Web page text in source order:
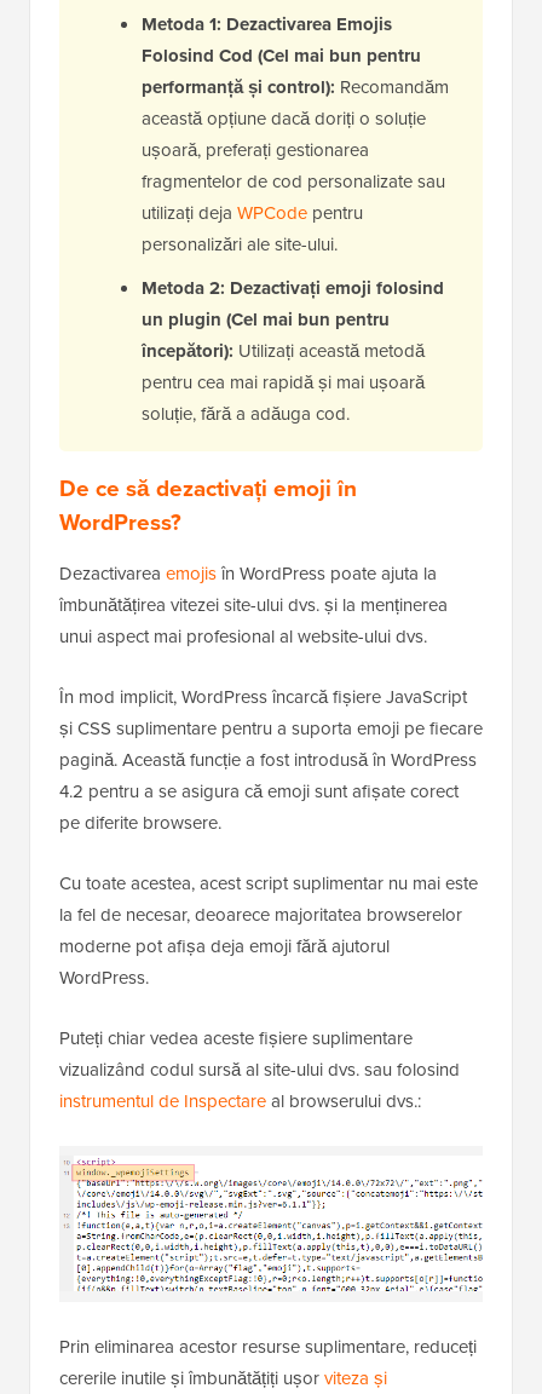
Metoda 1: Dezactivarea Emojis
Folosind Cod (Cel mai bun pentru
performanță și control): Recomandăm
această opțiune dacă doriți o soluție
ușoară, preferați gestionarea
fragmentelor de cod personalizate sau
utilizați deja WPCode pentru
personalizări ale site-ului.
Metoda 2: Dezactivați emoji folosind
un plugin (Cel mai bun pentru
începători): Utilizați această metodă
pentru cea mai rapidă și mai ușoară
soluție, fără a adăuga cod.
De ce să dezactivați emoji în
WordPress?
Dezactivarea emojisîn WordPress poate ajuta la
îmbunătățirea vitezei site-ului dvs. și la menținerea
unui aspect mai profesional al website-ului dvs.
În mod implicit, WordPress încarcă fișiere JavaScript
și CSS suplimentare pentru a suporta emoji pe fiecare
pagină. Această funcție a fost introdusă în WordPress
4.2 pentru a se asigura că emoji sunt afișate corect
pe diferite browsere.
Cu toate acestea, acest script suplimentar nu mai este
la fel de necesar, deoarece majoritatea browserelor
moderne pot afișa deja emoji fără ajutorul
WordPress.
Puteți chiar vedea aceste fișiere suplimentare
vizualizând codul sursă al site-ului dvs. sau folosind
instrumentul de Inspectareal browserului dvs.:
Prin eliminarea acestor resurse suplimentare, reduceți
cererile inutile și îmbunătățiți ușorviteza și